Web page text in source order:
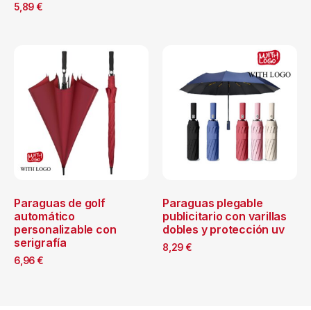
5,89 €
Paraguas de golf
automático
personalizable con
serigrafía
6,96 €
Paraguas plegable
publicitario con varillas
dobles y protección uv
8,29 €